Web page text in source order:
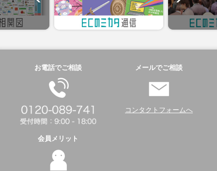
お電話でご相談 メールでご相談
コンタクトフォームへ
会員メリット